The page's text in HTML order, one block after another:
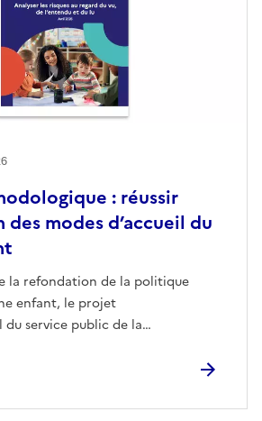
: réussir
des modes d’accueil du
la refondation de la politique
enfant, le projet
du service public de la…